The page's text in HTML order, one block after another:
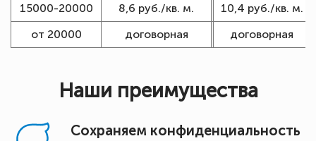
15000-20000
8,6 руб./кв. м.
10,4 руб./кв. м.
от 20000
договорная договорная
Наши преимущества
Сохраняем конфиденциальность